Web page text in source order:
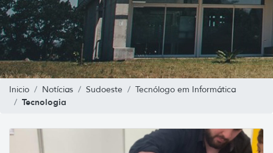
Inicio Notícias Sudoeste Tecnólogo em Informática
Tecnologia